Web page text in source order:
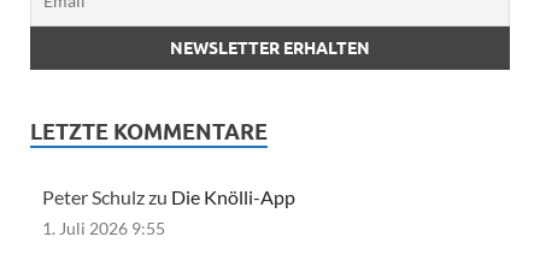
LETZTE KOMMENTARE
Peter Schulz zu Die Knölli-App
1. Juli 2026 9:55